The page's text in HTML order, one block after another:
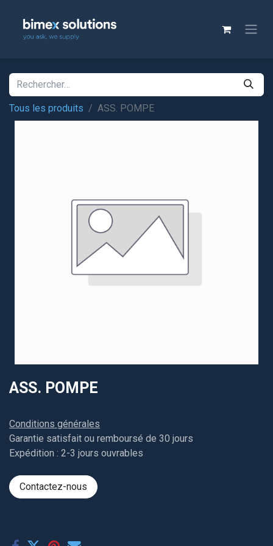
Tous les produits ASS. POMPE
ASS. POMPE
Conditions générales
Garantie satisfait ou remboursé de 30 jours
Expédition : 2-3 jours ouvrables
Contactez-nous